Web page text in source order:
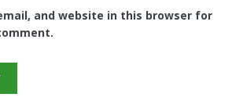
and website in this browser for